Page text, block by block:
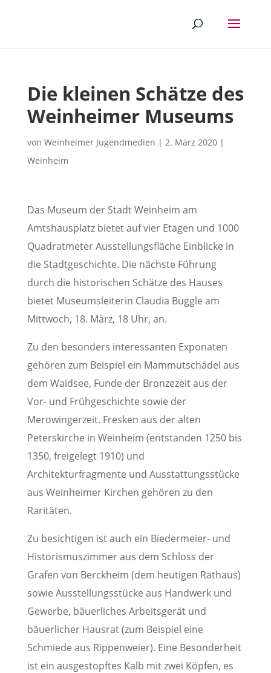
Die kleinen Schätze des
Weinheimer Museums
von Weinheimer Jugendmedien | 2. März 2020|
Weinheim
Das Museum der Stadt Weinheim am
Amtshausplatz bietet auf vier Etagen und 1000
Quadratmeter Ausstellungsfläche Einblicke in
die Stadtgeschichte. Die nächste Führung
durch die historischen Schätze des Hauses
bietet Museumsleiterin Claudia Buggle am
Mittwoch, 18. März, 18 Uhr, an.
Zu den besonders interessanten Exponaten
gehören zum Beispiel ein Mammutschädel aus
dem Waidsee, Funde der Bronzezeit aus der
Vor- und Frühgeschichte sowie der
Merowingerzeit. Fresken aus der alten
Peterskirche in Weinheim (entstanden 1250 bis
1350, freigelegt 1910) und
Architekturfragmente und Ausstattungsstücke
aus Weinheimer Kirchen gehören zu den
Raritäten.
Zu besichtigen ist auch ein Biedermeier- und
Historismuszimmer aus dem Schloss der
Grafen von Berckheim (dem heutigen Rathaus)
sowie Ausstellungsstücke aus Handwerk und
Gewerbe, bäuerliches Arbeitsgerät und
bäuerlicher Hausrat (zum Beispiel eine
Schmiede aus Rippenweier). Eine Besonderheit
ist ein ausgestopftes Kalb mit zwei Köpfen, es